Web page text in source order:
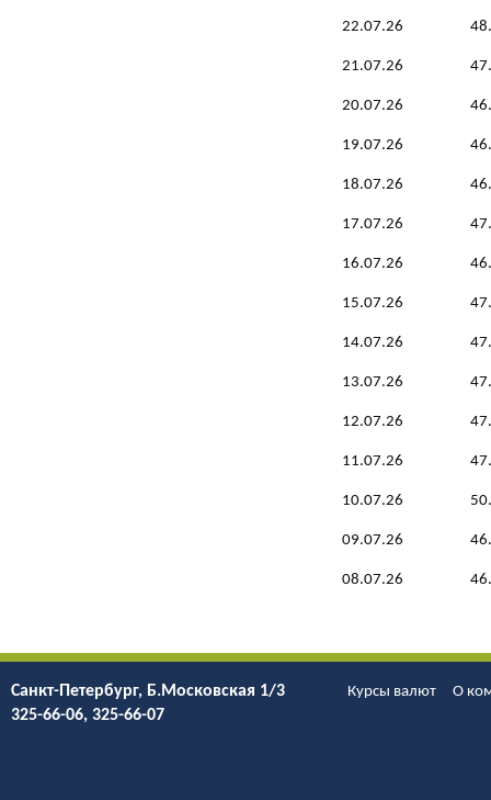
22.07.26
21.07.26
20.07.26
19.07.26
18.07.26
17.07.26
16.07.26
15.07.26
14.07.26
13.07.26
12.07.26
11.07.26
10.07.26
09.07.26
08.07.26
Санкт-Петербург, Б.Моcковская 1/3
325-66-06, 325-66-07
Курсы валют О